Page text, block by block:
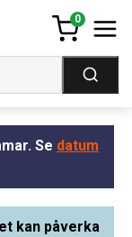
0
Se datum
kan påverka